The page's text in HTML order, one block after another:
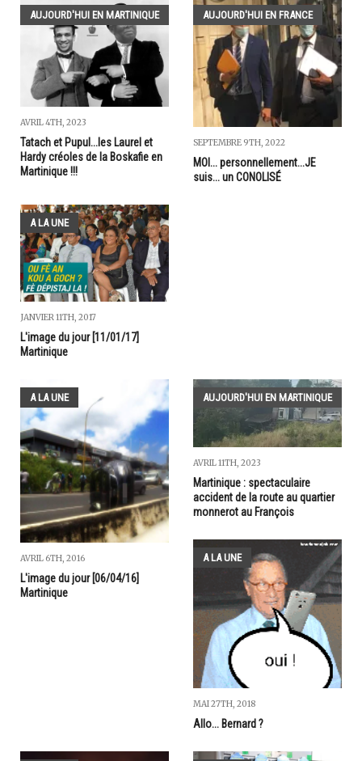
AUJOURD'HUI EN MARTINIQUE
AVRIL 4TH, 2023
Tatach et Pupul...les Laurel et
Hardy créoles de la Boskafie en
Martinique !!!
AUJOURD'HUI EN FRANCE
SEPTEMBRE 9TH, 2022
MOI... personnellement...JE
suis... un CONOLISÉ
A LA UNE
JANVIER 11TH, 2017
L'image du jour [11/01/17]
Martinique
A LA UNE
AVRIL 6TH, 2016
L'image du jour [06/04/16]
Martinique
AUJOURD'HUI EN MARTINIQUE
AVRIL 11TH, 2023
Martinique : spectaculaire
accident de la route au quartier
monnerot au François
A LA UNE
MAI 27TH, 2018
Allo... Bernard ?